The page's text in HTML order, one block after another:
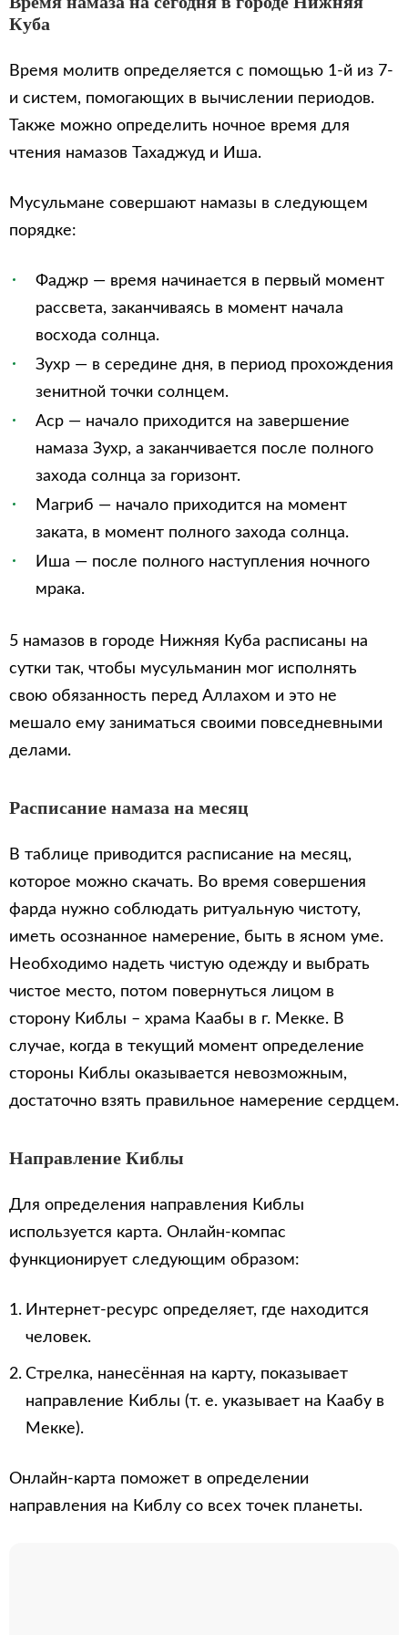
Куба
Время молитв определяется с помощью 1-й из 7-
и систем, помогающих в вычислении периодов.
Также можно определить ночное время для
чтения намазов Тахаджуд и Иша.
Мусульмане совершают намазы в следующем
порядке:
Фаджр — время начинается в первый момент
рассвета, заканчиваясь в момент начала
восхода солнца.
Зухр — в середине дня, в период прохождения
зенитной точки солнцем.
Аср — начало приходится на завершение
намаза Зухр, а заканчивается после полного
захода солнца за горизонт.
Магриб — начало приходится на момент
заката, в момент полного захода солнца.
Иша — после полного наступления ночного
мрака.
5 намазов в городе Нижняя Куба расписаны на
сутки так, чтобы мусульманин мог исполнять
свою обязанность перед Аллахом и это не
мешало ему заниматься своими повседневными
делами.
Расписание намаза на месяц
В таблице приводится расписание на месяц,
которое можно скачать. Во время совершения
фарда нужно соблюдать ритуальную чистоту,
иметь осознанное намерение, быть в ясном уме.
Необходимо надеть чистую одежду и выбрать
чистое место, потом повернуться лицом в
сторону Киблы – храма Каабы в г. Мекке. В
случае, когда в текущий момент определение
стороны Киблы оказывается невозможным,
достаточно взять правильное намерение сердцем.
Направление Киблы
Для определения направления Киблы
используется карта. Онлайн-компас
функционирует следующим образом:
Интернет-ресурс определяет, где находится
человек.
Стрелка, нанесённая на карту, показывает
направление Киблы (т. е. указывает на Каабу в
Мекке).
Онлайн-карта поможет в определении
направления на Киблу со всех точек планеты.